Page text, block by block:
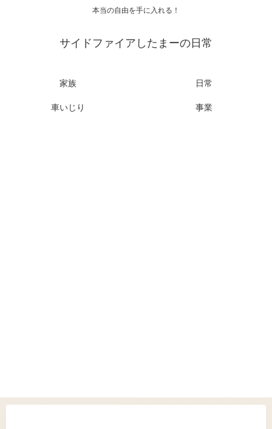
本当の自由を手に入れる！
サイドファイアしたまーの日常
家族 日常
車いじり 事業